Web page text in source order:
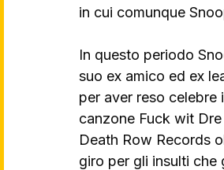
in cui comunque
In questo periodo
suo ex amico ed ex
per aver reso celebre
canzone Fuck wit
Death Row Records
giro per gli insulti che